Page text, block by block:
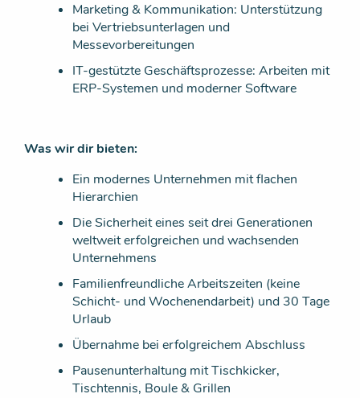
Marketing & Kommunikation: Unterstützung
bei Vertriebsunterlagen und
Messevorbereitungen
IT-gestützte Geschäftsprozesse: Arbeiten mit
ERP-Systemen und moderner Software
Was wir dir bieten:
Ein modernes Unternehmen mit flachen
Hierarchien
Die Sicherheit eines seit drei Generationen
weltweit erfolgreichen und wachsenden
Unternehmens
Familienfreundliche Arbeitszeiten (keine
Schicht- und Wochenendarbeit) und 30 Tage
Urlaub
Übernahme bei erfolgreichem Abschluss
Pausenunterhaltung mit Tischkicker,
Tischtennis, Boule & Grillen